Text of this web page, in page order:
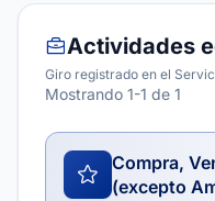
Actividades
Giro registrado en el
Mostrando 1-1 de 1
Compra,
(excepto